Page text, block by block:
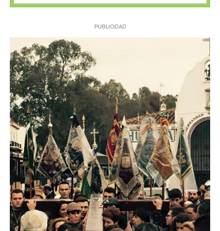
PUBLICIDAD